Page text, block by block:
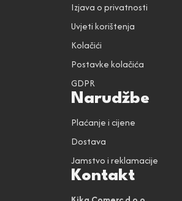
Izjava o privatnosti
Uvjeti korištenja
Kolačići
Postavke kolačića
GDPR
Narudžbe
Plaćanje i cijene
Dostava
Jamstvo i reklamacije
Kontakt